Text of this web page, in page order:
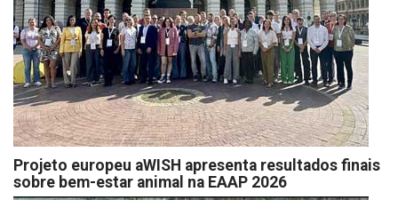
Projeto europeu aWISH apresenta resultados finais
sobre bem-estar animal na EAAP 2026